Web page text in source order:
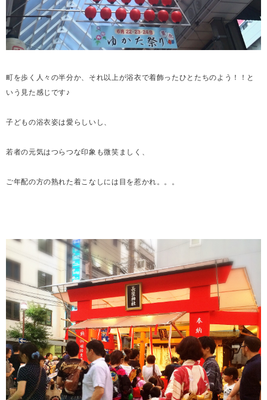
町を歩く人々の半分か、それ以上が浴衣で着飾ったひとたちのよう！！と
いう見た感じです♪
子どもの浴衣姿は愛らしいし、
若者の元気はつらつな印象も微笑ましく、
ご年配の方の熟れた着こなしには目を惹かれ。。。